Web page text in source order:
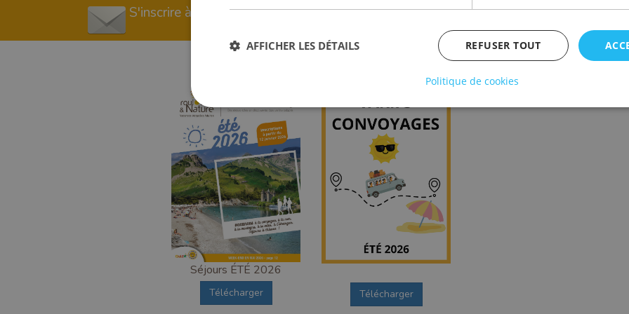
S'inscrire à la newsletter Offres d'emplois
Séjours ÉTÉ 2026
Télécharger Télécharger
REFUSER TOUT
AFFICHER LES DÉTAILS
Politique de cookies